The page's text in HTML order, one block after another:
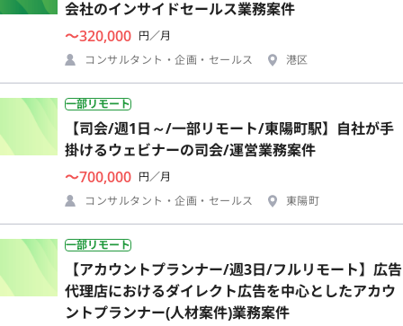
会社のインサイドセールス業務案件
〜320,000 円／月
コンサルタント・企画・セールス
港区
一部リモート
【司会/週1日～/一部リモート/東陽町駅】自社が手
掛けるウェビナーの司会/運営業務案件
〜700,000 円／月
コンサルタント・企画・セールス
東陽町
一部リモート
【アカウントプランナー/週3日/フルリモート】広告
代理店におけるダイレクト広告を中心としたアカウ
ントプランナー(人材案件)業務案件